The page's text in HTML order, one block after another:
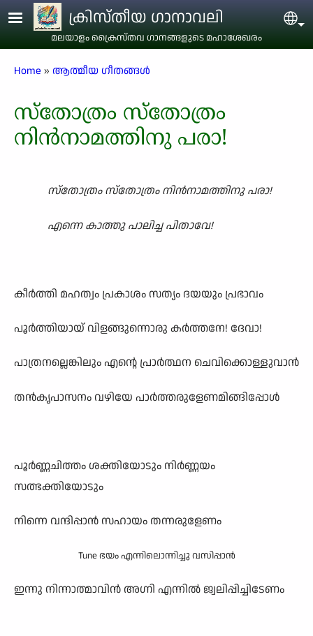
Skip to main contentക്രിസ്തീയ ഗാനാവലി
മലയാളം ക്രൈസ്തവ ഗാനങ്ങളുടെ മഹാശേഖരം
Breadcrumb
Home ആത്മീയ ഗീതങ്ങൾ
സ്തോത്രം സ്തോത്രം
നിൻനാമത്തിനു പരാ!
സ്തോത്രം സ്തോത്രം നിൻനാമത്തിനു പരാ!
എന്നെ കാത്തു പാലിച്ച പിതാവേ!
കീർത്തി മഹത്വം പ്രകാശം സത്യം ദയയും പ്രഭാവം
പൂർത്തിയായ് വിളങ്ങുന്നൊരു കർത്തനേ! ദേവാ!
പാത്രനല്ലെങ്കിലും എന്റെ പ്രാർത്ഥന ചെവിക്കൊള്ളുവാൻ
തൻകൃപാസനം വഴിയേ പാർത്തരുളേണമിങ്ങിപ്പോൾ
പൂർണ്ണചിത്തം ശക്തിയോടും നിർണ്ണയം
സത്ഭക്തിയോടും
നിന്നെ വന്ദിപ്പാൻ സഹായം തന്നരുളേണം
Tune ഭയം എന്നിലൊന്നിച്ചു വസിപ്പാൻ
ഇന്നു നിന്നാത്മാവിൻ അഗ്നി എന്നിൽ ജ്വലിപ്പിച്ചിടേണം